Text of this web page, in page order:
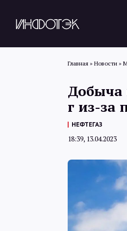
Главная » Новости »
Добыча
г из-за
НЕФТЕГАЗ
18:39, 13.04.2023